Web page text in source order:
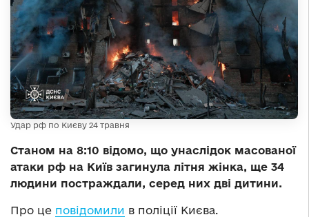
Удар рф по Києву 24 травня
Станом на 8:10 відомо, що унаслідок масованої
атаки рф на Київ загинула літня жінка, ще 34
людини постраждали, серед них дві дитини.
Про це повідомили в поліції Києва.